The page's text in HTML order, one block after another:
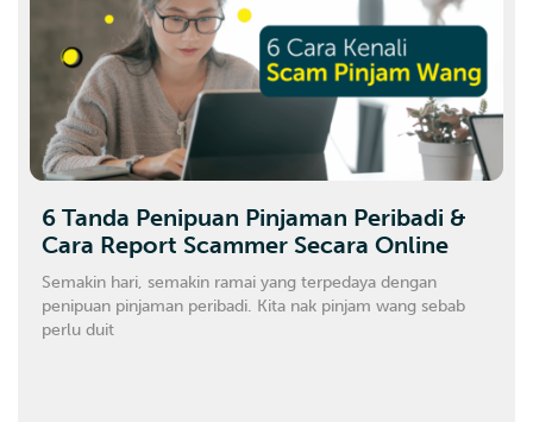
6 Tanda Penipuan Pinjaman Peribadi &
Cara Report Scammer Secara Online
Semakin hari, semakin ramai yang terpedaya dengan
penipuan pinjaman peribadi. Kita nak pinjam wang sebab
perlu duit